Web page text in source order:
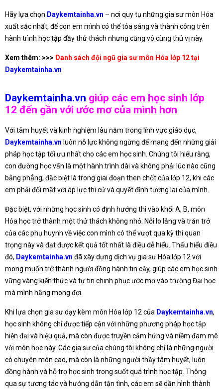
Hãy lựa chọn Daykemtainha.vn – nơi quy tụ những gia sư môn Hóa
xuất sắc nhất, để con em mình có thể tỏa sáng và thành công trên
hành trình học tập đầy thử thách nhưng cũng vô cùng thú vị này.
Xem thêm: >>> Danh sách đội ngũ gia sư môn Hóa lớp 12 tại
Daykemtainha.vn
Daykemtainha.vn giúp các em học sinh lớp
12 đến gần với ước mơ của mình hơn
Với tâm huyết và kinh nghiệm lâu năm trong lĩnh vực giáo dục,
Daykemtainha.vn luôn nỗ lực không ngừng để mang đến những giải
pháp học tập tối ưu nhất cho các em học sinh. Chúng tôi hiểu rằng,
con đường học vấn là một hành trình dài và không phải lúc nào cũng
bằng phẳng, đặc biệt là trong giai đoạn then chốt của lớp 12, khi các
em phải đối mặt với áp lực thi cử và quyết định tương lai của mình.
Đặc biệt, với những học sinh có định hướng thi vào khối A, B, môn
Hóa học trở thành một thử thách không nhỏ. Nỗi lo lắng và trăn trở
của các phụ huynh về việc con mình có thể vượt qua kỳ thi quan
trọng này và đạt được kết quả tốt nhất là điều dễ hiểu. Thấu hiểu điều
đó, Daykemtainha.vn đã xây dựng dịch vụ gia sư Hóa lớp 12 với
mong muốn trở thành người đồng hành tin cậy, giúp các em học sinh
vững vàng kiến thức và tự tin chinh phục ước mơ vào trường Đại học
mà mình hằng mong đợi.
Khi lựa chọn gia sư dạy kèm môn Hóa lớp 12 của Daykemtainha.vn,
học sinh không chỉ được tiếp cận với những phương pháp học tập
hiện đại và hiệu quả, mà còn được truyền cảm hứng và niềm đam mê
với môn học này. Các gia sư của chúng tôi không chỉ là những người
có chuyên môn cao, mà còn là những người thầy tâm huyết, luôn
đồng hành và hỗ trợ học sinh trong suốt quá trình học tập. Thông
qua sự tương tác và hướng dẫn tận tình, các em sẽ dần hình thành